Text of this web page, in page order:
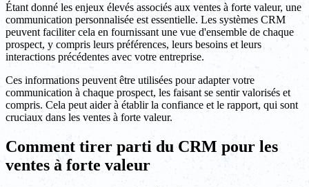
Étant donné les enjeux élevés associés aux ventes à forte valeur, une
communication personnalisée est essentielle. Les systèmes CRM
peuvent faciliter cela en fournissant une vue d'ensemble de chaque
prospect, y compris leurs préférences, leurs besoins et leurs
interactions précédentes avec votre entreprise.
Ces informations peuvent être utilisées pour adapter votre
communication à chaque prospect, les faisant se sentir valorisés et
compris. Cela peut aider à établir la confiance et le rapport, qui sont
cruciaux dans les ventes à forte valeur.
Comment tirer parti du CRM pour les
ventes à forte valeur